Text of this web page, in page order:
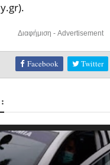
Διαφήμιση - Advertisement
Facebook Twitter